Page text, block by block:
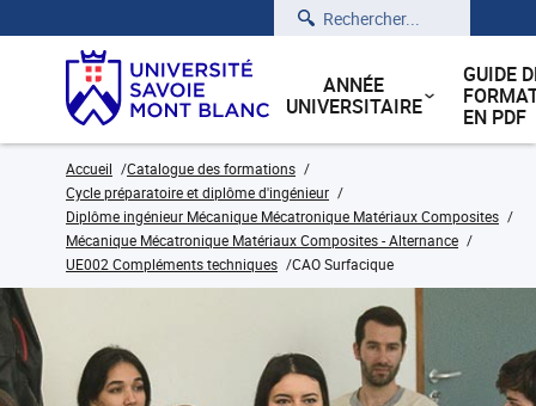
Rechercher
ANNÉE
UNIVERSITAIRE
GUIDE
EN PDF
Accueil
Catalogue des formations
Cycle préparatoire et diplôme d'ingénieur
Diplôme ingénieur Mécanique Mécatronique Matériaux Composites
Mécanique Mécatronique Matériaux Composites - Alternance
UE002 Compléments techniques
CAO Surfacique